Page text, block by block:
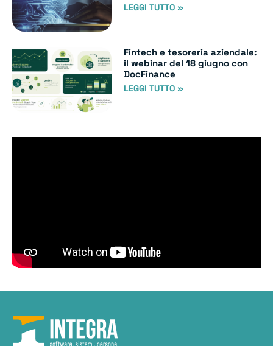
LEGGI TUTTO »
Fintech e tesoreria aziendale:
il webinar del 18 giugno con
DocFinance
LEGGI TUTTO »